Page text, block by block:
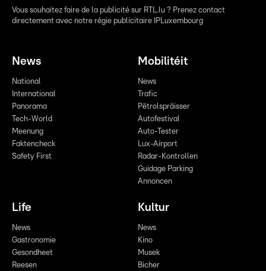
Vous souhaitez faire de la publicité sur RTL.lu ? Prenez contact
directement avec notre régie publicitaire IPLuxembourg
News
National
International
Panorama
Tech-World
Meenung
Faktencheck
Safety First
Mobilitéit
News
Trafic
Pëtrolspräisser
Autofestival
Auto-Tester
Lux-Airport
Radar-Kontrollen
Guidage Parking
Annoncen
Life
News
Gastronomie
Gesondheet
Reesen
Kultur
News
Kino
Musek
Bicher